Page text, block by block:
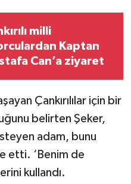
milli
Kaptan
Can’a ziyaret
Çankırılılar için bir
belirten Şeker,
isteyen adam, bunu
etti. ‘Benim de
kullandı.